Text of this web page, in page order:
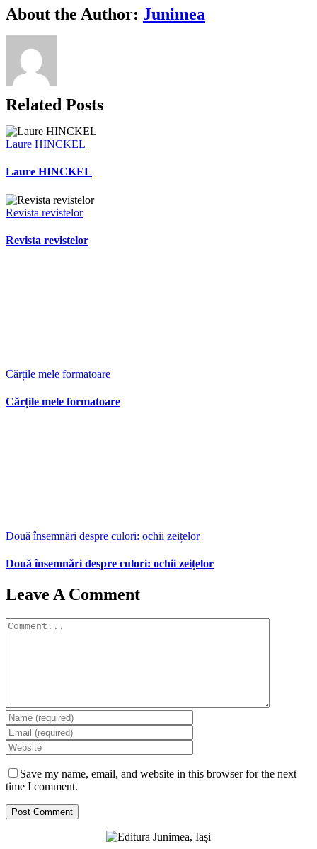
Facebook
X
Bluesky
Reddit
LinkedIn
WhatsApp
Telegram
Tumblr
Xing
Email
Copy
Link
About the Author: Junimea
Related Posts
Laure HINCKEL
Laure HINCKEL
Revista revistelor
Revista revistelor
Cărțile mele formatoare
Cărțile mele formatoare
Două însemnări despre culori: ochii zeițelor
Două însemnări despre culori: ochii zeițelor
Leave A Comment
Comment
Save my name, email, and website in this browser for the next
time I comment.